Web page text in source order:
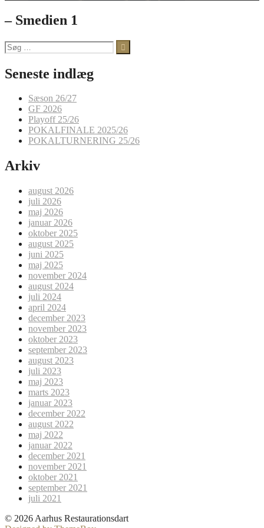
– Smedien 1
Søg
efter:
Seneste indlæg
Sæson 26/27
GF 2026
Playoff 25/26
POKALFINALE 2025/26
POKALTURNERING 25/26
Arkiv
august 2026
juli 2026
maj 2026
januar 2026
oktober 2025
august 2025
juni 2025
maj 2025
november 2024
august 2024
juli 2024
april 2024
december 2023
november 2023
oktober 2023
september 2023
august 2023
juli 2023
maj 2023
marts 2023
januar 2023
december 2022
august 2022
maj 2022
januar 2022
december 2021
november 2021
oktober 2021
september 2021
juli 2021
© 2026 Aarhus Restaurationsdart